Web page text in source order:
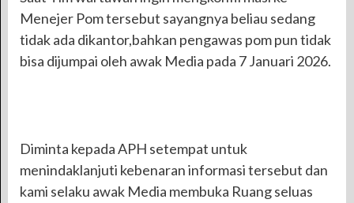
Menejer Pom tersebut sayangnya beliau sedang
tidak ada dikantor,bahkan pengawas pom pun tidak
bisa dijumpai oleh awak Media pada 7 Januari 2026.
Diminta kepada APH setempat untuk
menindaklanjuti kebenaran informasi tersebut dan
kami selaku awak Media membuka Ruang seluas